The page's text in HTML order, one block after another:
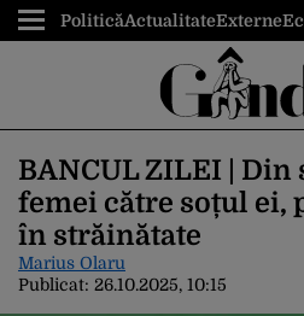
PoliticăActualitateExterne
BANCUL ZILEI |
femei către soțul ei,
în străinătate
Marius Olaru
Publicat: 26.10.2025, 10:15